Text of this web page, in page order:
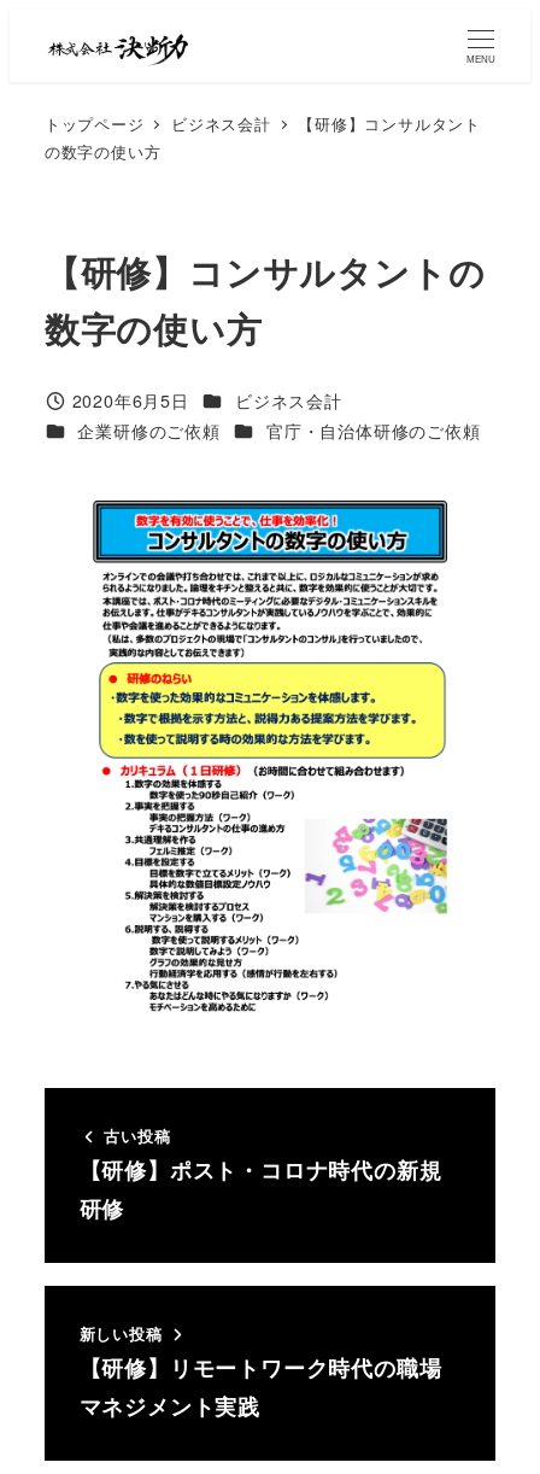
MENU
トップページ ビジネス会計
【研修】コンサルタント
の数字の使い方
【研修】コンサルタントの
数字の使い方
2020年6月5日
ビジネス会計
企業研修のご依頼
官庁・自治体研修のご依頼
古い投稿
【研修】ポスト・コロナ時代の新規
研修
新しい投稿
【研修】リモートワーク時代の職場
マネジメント実践